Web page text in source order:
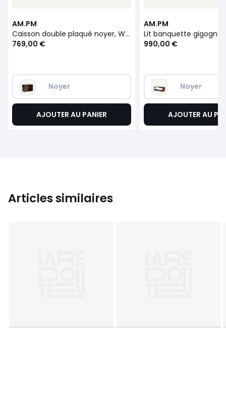
AM.PM
Caisson double plaqué noyer, Working
769,00 €
Noyer
AJOUTER AU PANIER
AM.PM
990,00 €
Noyer
AJOUTER AU
Articles similaires